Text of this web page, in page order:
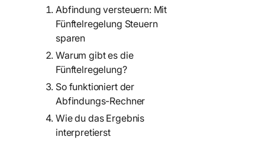
Abfindung versteuern: Mit
Fünftelregelung Steuern
sparen
Warum gibt es die
Fünftelregelung?
So funktioniert der
Abfindungs-Rechner
Wie du das Ergebnis
interpretierst